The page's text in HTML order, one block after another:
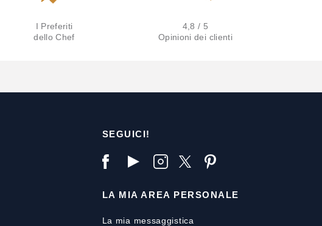
I Preferiti
dello Chef
4,8 / 5
Opinioni dei clienti
SEGUICI!
LA MIA AREA PERSONALE
La mia messaggistica